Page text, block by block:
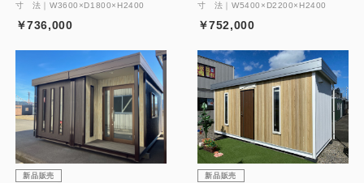
寸 法｜W3600×D1800×H2400
￥736,000
寸 法｜W5400×D2200×H2400
￥752,000
新品販売
新品販売